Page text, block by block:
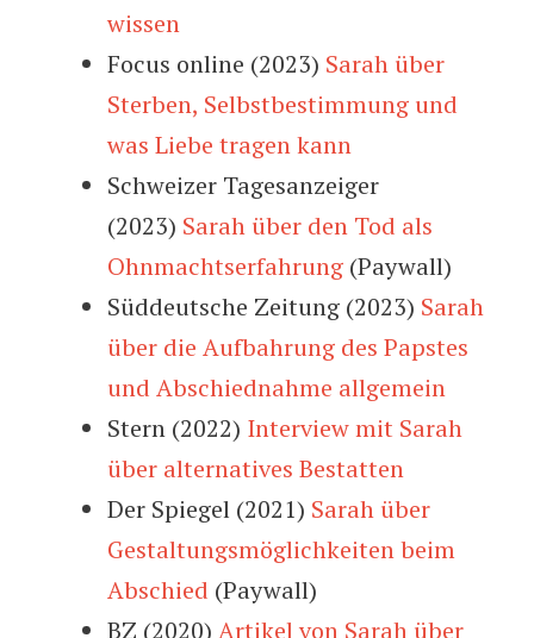
wissen
Focus online (2023) Sarah über
Sterben, Selbstbestimmung und
was Liebe tragen kann
Schweizer Tagesanzeiger
(2023) Sarah über den Tod als
Ohnmachtserfahrung (Paywall)
Süddeutsche Zeitung (2023) Sarah
über die Aufbahrung des Papstes
und Abschiednahme allgemein
Stern (2022) Interview mit Sarah
über alternatives Bestatten
Der Spiegel (2021) Sarah über
Gestaltungsmöglichkeiten beim
Abschied (Paywall)
BZ (2020) Artikel von Sarah über